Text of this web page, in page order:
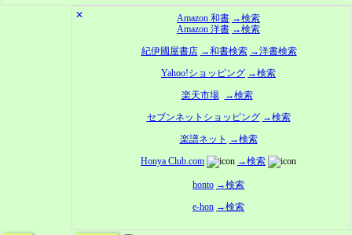
✕ Amazon 和書 →検索
Amazon 洋書 →検索
紀伊國屋書店 →和書検索 →洋書検索
Yahoo!ショッピング →検索
楽天市場
→検索
セブンネットショッピング →検索
楽譜ネット →検索
Honya Club.com
→検索
honto →検索
e-hon →検索